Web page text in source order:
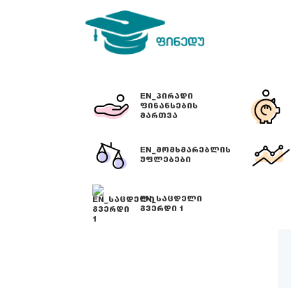
EN_ᲞᲘᲠᲐᲓᲘ
ᲤᲘᲜᲐᲜᲡᲔᲑᲘᲡ
ᲛᲐᲠᲗᲕᲐ
EN_ᲛᲝᲛᲮᲛᲐᲠᲔᲑᲚᲘᲡ
ᲣᲤᲚᲔᲑᲔᲑᲘ
EN_ᲡᲐᲪᲓᲔᲚᲘ
ᲒᲕᲔᲠᲓᲘ 1